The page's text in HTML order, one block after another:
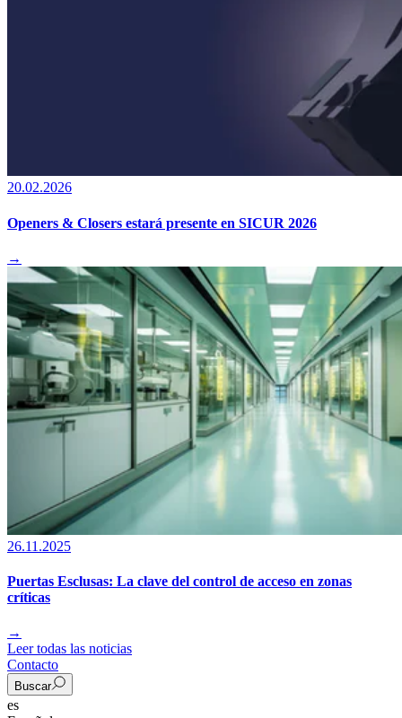
20.02.2026
Openers & Closers estará presente en SICUR 2026
→
26.11.2025
Puertas Esclusas: La clave del control de acceso en zonas
críticas
→
Leer todas las noticias
Contacto
Buscar
es